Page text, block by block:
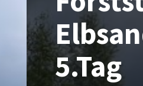
5.Tag